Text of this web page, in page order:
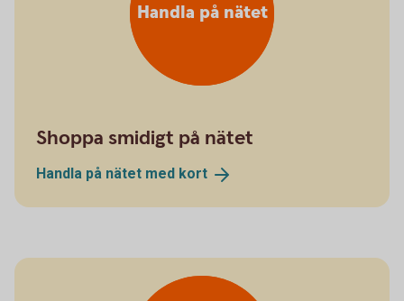
Handla på nätet
Shoppa smidigt på nätet
Handla på nätet med kort